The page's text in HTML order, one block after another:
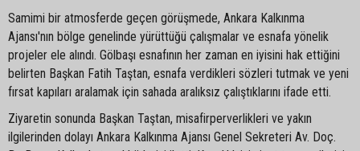
Samimi bir atmosferde geçen görüşmede, Ankara Kalkınma
Ajansı'nın bölge genelinde yürüttüğü çalışmalar ve esnafa yönelik
projeler ele alındı. Gölbaşı esnafının her zaman en iyisini hak ettiğini
belirten Başkan Fatih Taştan, esnafa verdikleri sözleri tutmak ve yeni
fırsat kapıları aralamak için sahada aralıksız çalıştıklarını ifade etti.
Ziyaretin sonunda Başkan Taştan, misafirperverlikleri ve yakın
ilgilerinden dolayı Ankara Kalkınma Ajansı Genel Sekreteri Av. Doç.